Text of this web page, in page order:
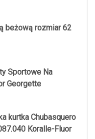
beżową rozmiar 62
Sportowe Na
Georgette
kurtka Chubasquero
Koralle-Fluor